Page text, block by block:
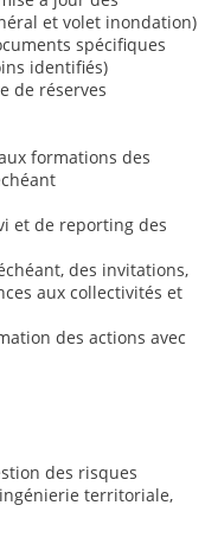
et volet inondation)
spécifiques
identifiés)
de réserves
formations des
et de reporting des
des invitations,
aux collectivités et
des actions avec
des risques
territoriale,